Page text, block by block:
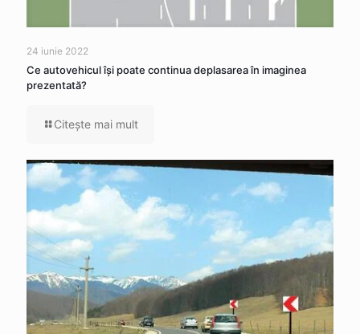
24 iunie 2022
Ce autovehicul îşi poate continua deplasarea în imaginea
prezentată?
Citeşte mai mult